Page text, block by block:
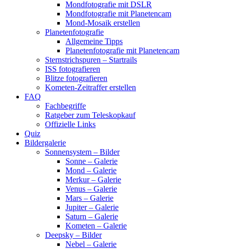
Mondfotografie mit DSLR
Mondfotografie mit Planetencam
Mond-Mosaik erstellen
Planetenfotografie
Allgemeine Tipps
Planetenfotografie mit Planetencam
Sternstrichspuren – Startrails
ISS fotografieren
Blitze fotografieren
Kometen-Zeitraffer erstellen
FAQ
Fachbegriffe
Ratgeber zum Teleskopkauf
Offizielle Links
Quiz
Bildergalerie
Sonnensystem – Bilder
Sonne – Galerie
Mond – Galerie
Merkur – Galerie
Venus – Galerie
Mars – Galerie
Jupiter – Galerie
Saturn – Galerie
Kometen – Galerie
Deepsky – Bilder
Nebel – Galerie